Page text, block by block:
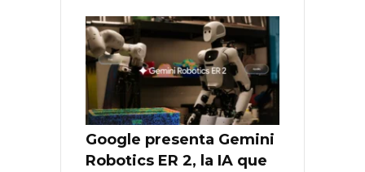
Google presenta Gemini
Robotics ER 2, la IA que